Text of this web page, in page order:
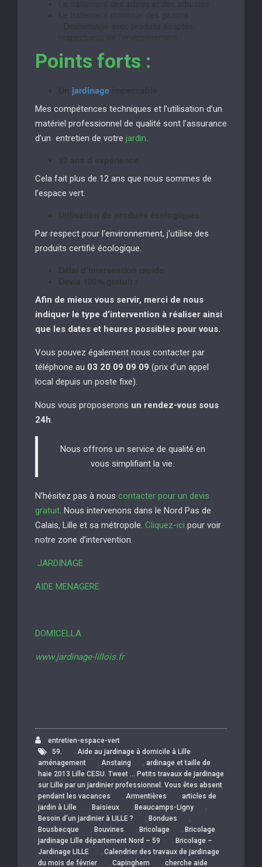
Points forts :
jardinage
Mes compétences techniques et l’utilisation d’un
matériel professionnel de qualité sont l’assurance
d’un entretien de votre jardin.
Cela fait plus de 12 ans que nous sommes de
l’espace vert.
Par respect pour l’environnement, j’utilise des
produits certifié écologique.
Afin de mieux vous servir, merci de nous
indiquer le type d’intervention à réaliser ainsi
que les dates et heures possibles pour vous.
Vous pouvez également nous contacter par
téléphone au 03 20 09 09 09 (prix d’un appel
local depuis un poste fixe).
Nous vous proposerons un rendez-vous sous
24h.
Nous offrons un service de qualité en
vous simplifiant la vie.
N’hésitez pas à nous contacter pour un devis
gratuit. Nous intervenons dans le Nord Pas de
Calais, Lille et sa métropole. Cliquez-ici pour voir
notre zone d’intervention.
JARDINAGE
AIDE MENAGERE
DOMICELLA
www.jardinage-lillois.fr
entretien-espace-vert
59.
, Aide au jardinage à domicile à Lille ,
aménagement , Anstaing , ardinage et taille de
haie 2013 Lille CESU. Tweet … Petits travaux de jardinage
sur Lille par un jardinier professionnel. Vous êtes absent
pendant les vacances
, Armentières , articles de
jardin à Lille
, Baisieux , Beaucamps-Ligny ,
Besoin d’un jardinier à LILLE ? , Bondues ,
Bousbecque , Bouvines , Bricolage , Bricolage
jardinage Lille département Nord – 59
, Bricolage –
Jardinage LILLE
, Calendrier des travaux de jardinage
du mois de février
, Capinghem , cherche aide